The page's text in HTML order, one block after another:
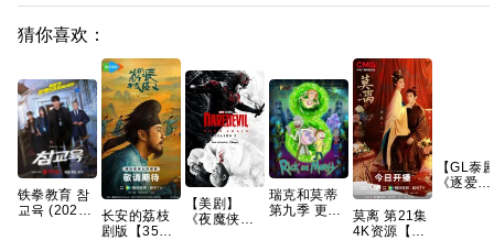
猜你喜欢：
铁拳教育 참
교육 (2026)
长安的荔枝
剧版【35集
【美剧】
《夜魔侠：
瑞克和莫蒂
第九季 更1
莫离 第21集
4K资源【实
【GL泰
《逐爱